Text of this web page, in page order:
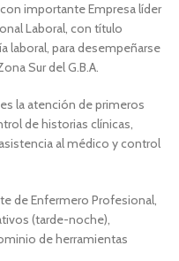
importante Empresa líder
Laboral, con título
laboral, para desempeñarse
Sur del G.B.A.
la atención de primeros
de historias clínicas,
al médico y control
de Enfermero Profesional,
(tarde-noche),
de herramientas